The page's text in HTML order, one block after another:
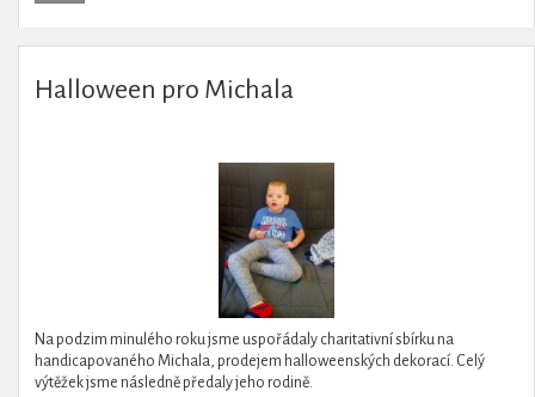
Halloween pro Michala
Na podzim minulého roku jsme uspořádaly charitativní sbírku na
handicapovaného Michala, prodejem halloweenských dekorací. Celý
výtěžek jsme následně předaly jeho rodině.